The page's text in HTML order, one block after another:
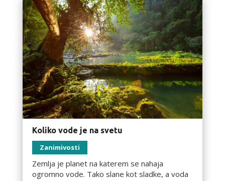
Koliko vode je na svetu
Zanimivosti
Zemlja je planet na katerem se nahaja
ogromno vode. Tako slane kot sladke, a voda